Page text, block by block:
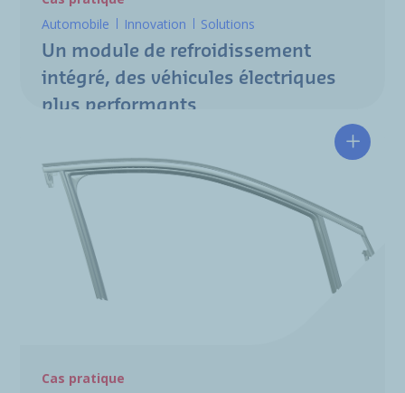
Automobile
Innovation Solutions
Un module de refroidissement
intégré, des véhicules électriques
plus performants
Une
Cas pratique